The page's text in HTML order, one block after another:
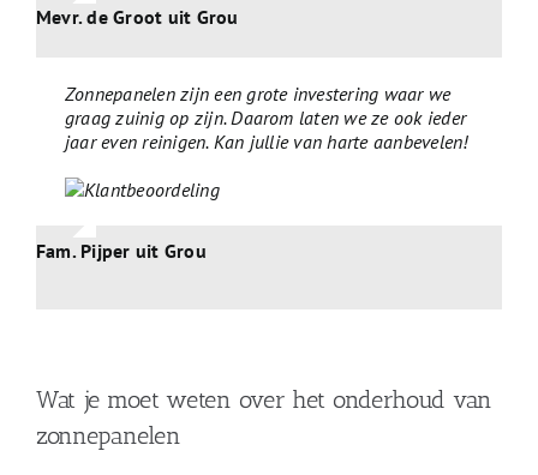
Mevr. de Groot uit Grou
Zonnepanelen zijn een grote investering waar we
graag zuinig op zijn. Daarom laten we ze ook ieder
jaar even reinigen. Kan jullie van harte aanbevelen!
Fam. Pijper uit Grou
Wat je moet weten over het onderhoud van
zonnepanelen